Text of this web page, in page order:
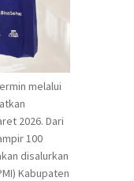
melalui
2026. Dari
100
disalurkan
Kabupaten